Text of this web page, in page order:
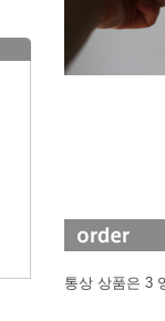
통상 상품은 3